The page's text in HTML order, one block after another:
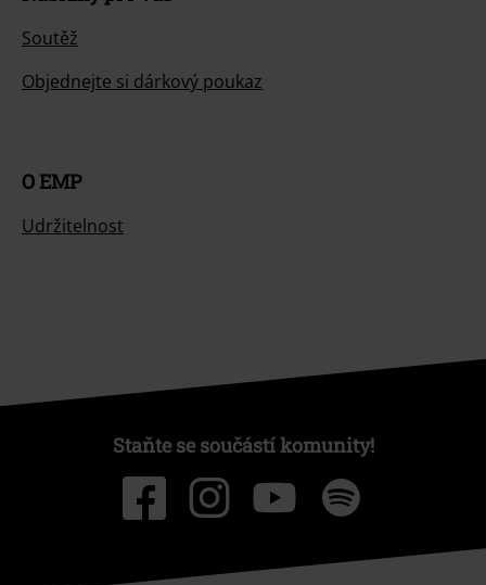
Soutěž
Objednejte si dárkový poukaz
O EMP
Udržitelnost
Staňte se součástí komunity!